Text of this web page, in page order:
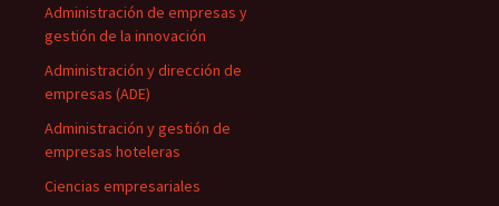
Administración de empresas y
gestión de la innovación
Administración y dirección de
empresas (ADE)
Administración y gestión de
empresas hoteleras
Ciencias empresariales